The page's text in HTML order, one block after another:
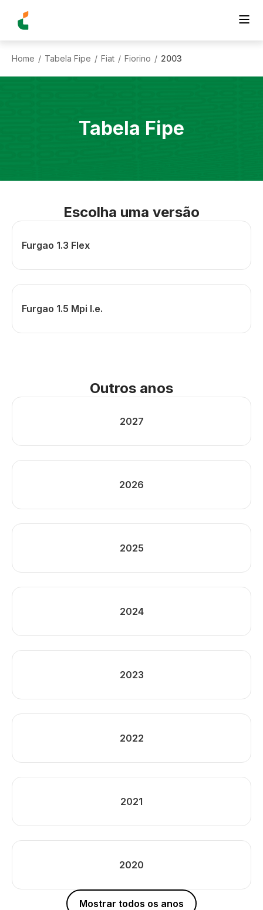
Home / Tabela Fipe / Fiat / Fiorino / 2003
Tabela Fipe
Escolha uma versão
Furgao 1.3 Flex
Furgao 1.5 Mpi I.e.
Outros anos
2027
2026
2025
2024
2023
2022
2021
2020
Mostrar todos os anos